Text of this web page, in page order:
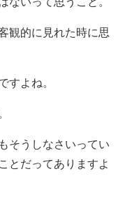
観的に見れた時に思
すよね。
そうしなさいってい
とだってありますよ